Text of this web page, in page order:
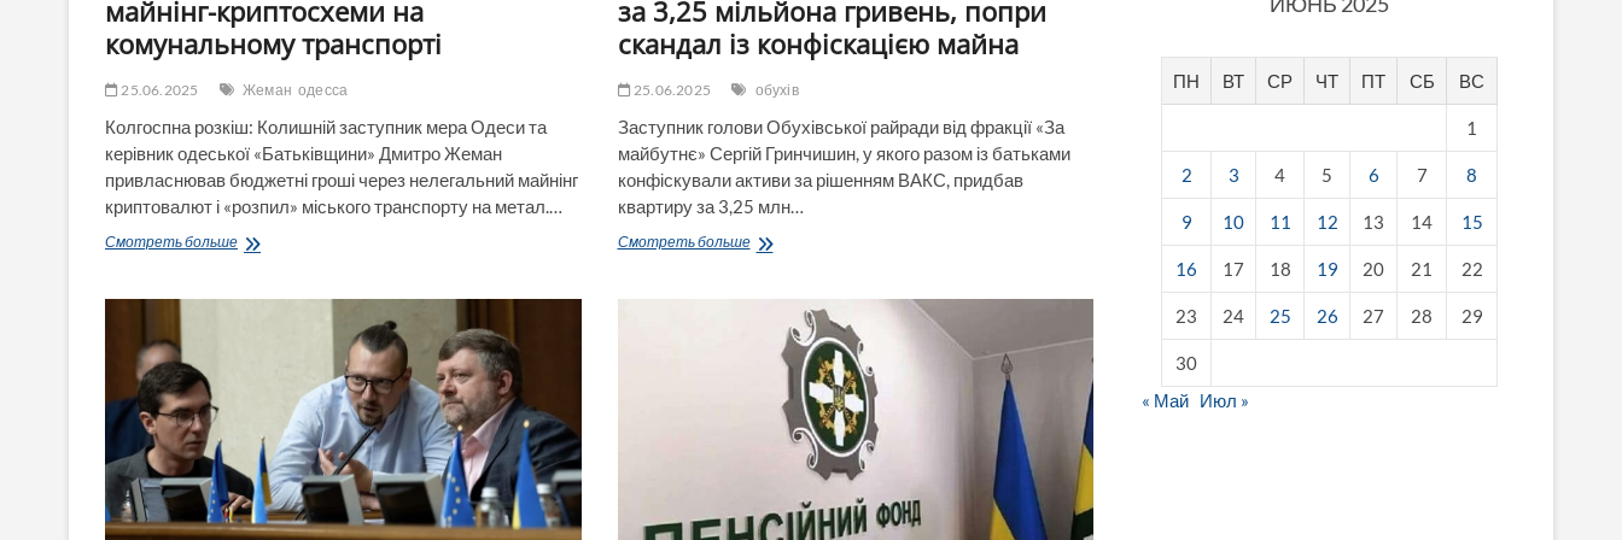
майнінг-криптосхеми на
комунальному транспорті
25.06.2025 Жеман одесса
Колгоспна розкіш: Колишній заступник мера Одеси та
керівник одеської «Батьківщини» Дмитро Жеман
привласнював бюджетні гроші через нелегальний майнінг
криптовалют і «розпил» міського транспорту на метал.…
Смотреть большеЕксзаступник
майнінг-
криптосхеми
на
комунальному
транспорті
за 3,25 мільйона гривень, попри
скандал із конфіскацією майна
25.06.2025 обухів
Заступник голови Обухівської райради від фракції «За
майбутнє» Сергій Гринчишин, у якого разом із батьками
конфіскували активи за рішенням ВАКС, придбав
квартиру за 3,25 млн…
Смотреть большеЗаступник
Гринчишин
придбав
житло
мільйона
гривень,
скандал
із
ПН ВТ СР ЧТ ПТ СБ ВС
1
2 3 4 5 6 7 8
9 10 11 12 13 14 15
16 17 18 19 20 21 22
23 24 25 26 27 28 29
30
« Май Июл »